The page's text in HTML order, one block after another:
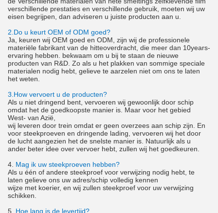
verschillende prestaties en verschillende gebruik, moeten wij uw
eisen begrijpen, dan adviseren u juiste producten aan u.
2.Do u keurt OEM of ODM goed?
Ja, keuren wij OEM goed en ODM, zijn wij de professionele
materiële fabrikant van de hitteoverdracht, die meer dan 10years-
ervaring hebben. bekwaam om u bij te staan de nieuwe
producten van R&D. Zo als u het plakken van sommige speciale
materialen nodig hebt, gelieve te aarzelen niet om ons te laten
het weten.
3.How vervoert u de producten?
Als u niet dringend bent, vervoeren wij gewoonlijk door schip
omdat het de goedkoopste manier is. Maar voor het gebied
West- van Azië,
wij leveren door trein omdat er geen overzees aan schip zijn. En
voor steekproeven en dringende lading, vervoeren wij het door
de lucht aangezien het de snelste manier is. Natuurlijk als u
ander beter idee over vervoer hebt, zullen wij het goedkeuren.
4. Mag ik uw steekproeven hebben?
Als u één of andere steekproef voor verwijzing nodig hebt, te
laten gelieve ons uw adres/schip volledig kennen
wijze met koerier, en wij zullen steekproef voor uw verwijzing
schikken.
5. Hoe lang is de levertijd?